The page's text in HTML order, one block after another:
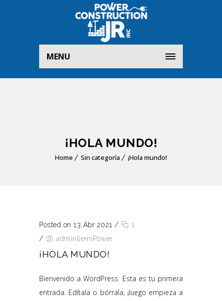
MENU
¡HOLA MUNDO!
Home Sin categoría ¡Hola mundo!
Posted on 13 Abr 2021 /
1
/
adminIlemiPower
¡HOLA MUNDO!
Bienvenido a WordPress. Esta es tu primera
entrada. Edítala o bórrala, ¡luego empieza a